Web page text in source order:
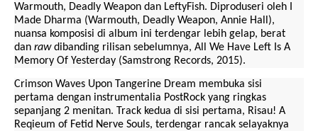
Warmouth, Deadly Weapon dan LeftyFish. Diproduseri oleh I
Made Dharma (Warmouth, Deadly Weapon, Annie Hall),
nuansa komposisi di album ini terdengar lebih gelap, berat
dan raw dibanding rilisan sebelumnya, All We Have Left Is A
Memory Of Yesterday (Samstrong Records, 2015).
Crimson Waves Upon Tangerine Dream membuka sisi
pertama dengan instrumentalia PostRock yang ringkas
sepanjang 2 menitan. Track kedua di sisi pertama, Risau! A
Reqieum of Fetid Nerve Souls, terdengar rancak selayaknya